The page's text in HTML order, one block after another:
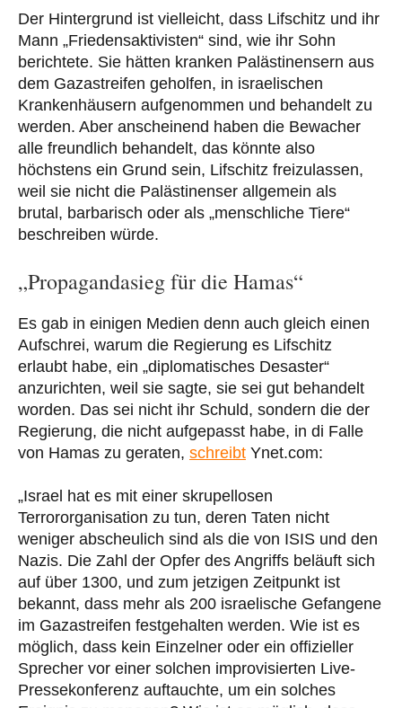
Der Hintergrund ist vielleicht, dass Lifschitz und ihr
Mann „Friedensaktivisten“ sind, wie ihr Sohn
berichtete. Sie hätten kranken Palästinensern aus
dem Gazastreifen geholfen, in israelischen
Krankenhäusern aufgenommen und behandelt zu
werden. Aber anscheinend haben die Bewacher
alle freundlich behandelt, das könnte also
höchstens ein Grund sein, Lifschitz freizulassen,
weil sie nicht die Palästinenser allgemein als
brutal, barbarisch oder als „menschliche Tiere“
beschreiben würde.
„Propagandasieg für die Hamas“
Es gab in einigen Medien denn auch gleich einen
Aufschrei, warum die Regierung es Lifschitz
erlaubt habe, ein „diplomatisches Desaster“
anzurichten, weil sie sagte, sie sei gut behandelt
worden. Das sei nicht ihr Schuld, sondern die der
Regierung, die nicht aufgepasst habe, in di Falle
von Hamas zu geraten, schreibt Ynet.com:
„Israel hat es mit einer skrupellosen
Terrororganisation zu tun, deren Taten nicht
weniger abscheulich sind als die von ISIS und den
Nazis. Die Zahl der Opfer des Angriffs beläuft sich
auf über 1300, und zum jetzigen Zeitpunkt ist
bekannt, dass mehr als 200 israelische Gefangene
im Gazastreifen festgehalten werden. Wie ist es
möglich, dass kein Einzelner oder ein offizieller
Sprecher vor einer solchen improvisierten Live-
Pressekonferenz auftauchte, um ein solches